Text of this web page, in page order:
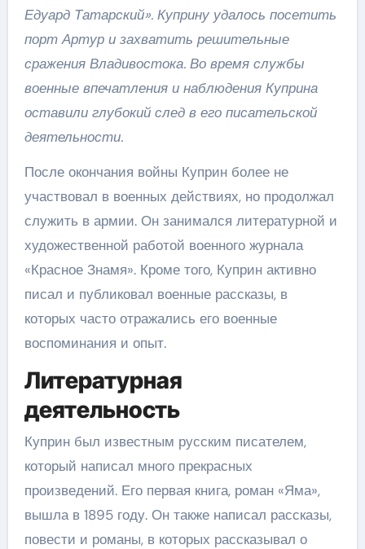
Едуард Татарский». Куприну удалось посетить
порт Артур и захватить решительные
сражения Владивостока. Во время службы
военные впечатления и наблюдения Куприна
оставили глубокий след в его писательской
деятельности.
После окончания войны Куприн более не
участвовал в военных действиях, но продолжал
служить в армии. Он занимался литературной и
художественной работой военного журнала
«Красное Знамя». Кроме того, Куприн активно
писал и публиковал военные рассказы, в
которых часто отражались его военные
воспоминания и опыт.
Литературная
деятельность
Куприн был известным русским писателем,
который написал много прекрасных
произведений. Его первая книга, роман «Яма»,
вышла в 1895 году. Он также написал рассказы,
повести и романы, в которых рассказывал о